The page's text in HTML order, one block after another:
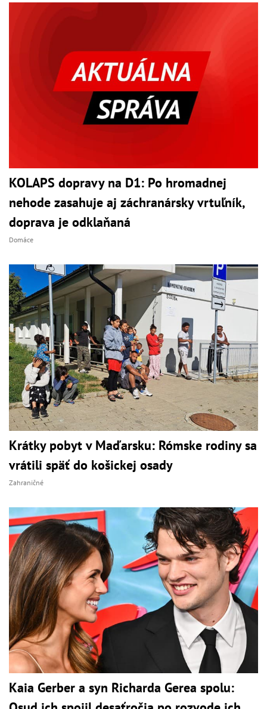
KOLAPS dopravy na D1: Po hromadnej
nehode zasahuje aj záchranársky vrtuľník,
doprava je odklaňaná
Domáce
Krátky pobyt v Maďarsku: Rómske rodiny sa
vrátili späť do košickej osady
Zahraničné
Kaia Gerber a syn Richarda Gerea spolu: